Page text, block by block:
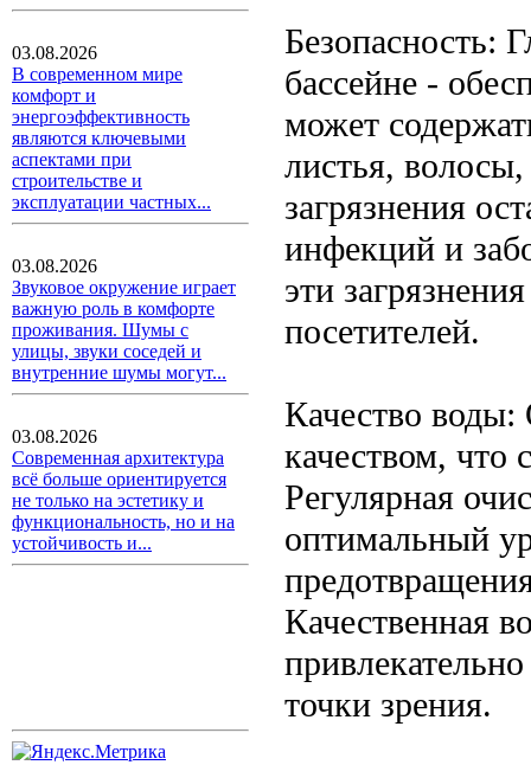
03.08.2026
В современном мире
комфорт и
энергоэффективность
являются ключевыми
аспектами при
строительстве и
эксплуатации частных...
03.08.2026
Звуковое окружение играет
важную роль в комфорте
проживания. Шумы с
улицы, звуки соседей и
внутренние шумы могут...
03.08.2026
Современная архитектура
всё больше ориентируется
не только на эстетику и
функциональность, но и на
устойчивость и...
Безопасность:
бассейне -
может
листья,
загрязнения
инфекций и
эти
посетителей.
Качество
качеством, что
Регулярная
оптимальный
Качественная
точки зрения.